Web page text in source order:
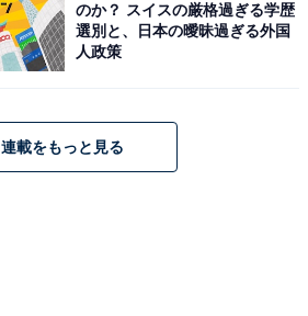
のか？ スイスの厳格過ぎる学歴
選別と、日本の曖昧過ぎる外国
人政策
連載をもっと見る